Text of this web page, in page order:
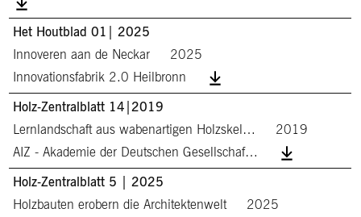
Het Houtblad 01| 2025
Innoveren aan de Neckar
2025
Innovationsfabrik 2.0 Heilbronn
Holz-Zentralblatt 14|2019
Lernlandschaft aus wabenartigen Holzskel…
2019
AIZ - Akademie der Deutschen Gesellschaf…
Holz-Zentralblatt 5 | 2025
Holzbauten erobern die Architektenwelt
2025